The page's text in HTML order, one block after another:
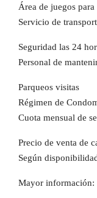
Área de juegos
Servicio de
Seguridad las 24
Personal de
Parqueos visitas
Régimen de
Cuota mensual de
Precio de venta de
Según
Mayor información: